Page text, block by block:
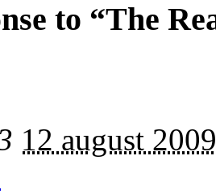
to “The
12 august 2009